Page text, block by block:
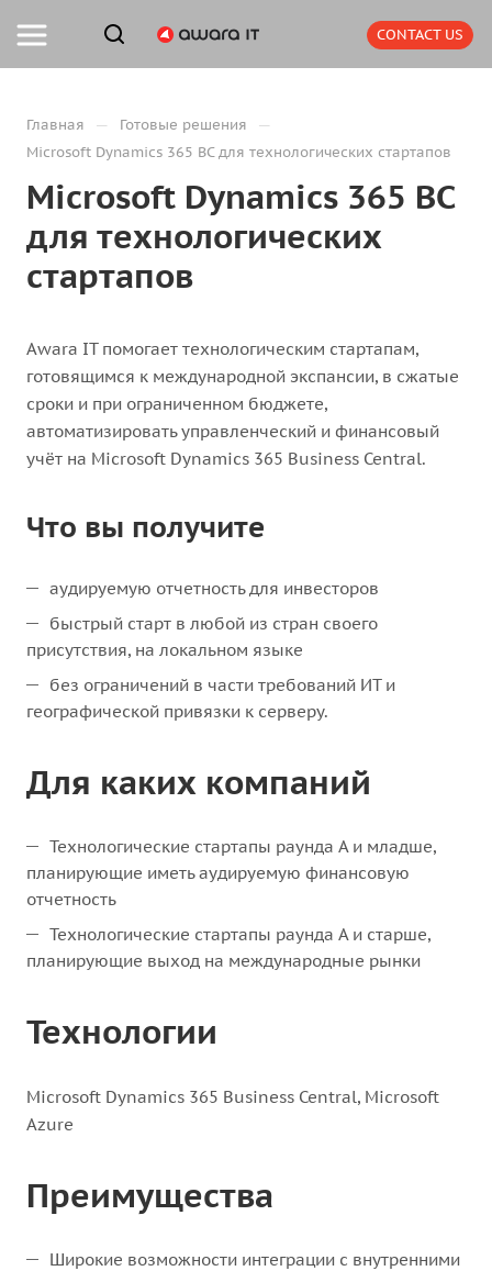
CONTACT US
Главная — Готовые решения —
Microsoft Dynamics 365 BC для технологических стартапов
Microsoft Dynamics 365 BC
для технологических
стартапов
Awara IT помогает технологическим стартапам,
готовящимся к международной экспансии, в сжатые
сроки и при ограниченном бюджете,
автоматизировать управленческий и финансовый
учёт на Microsoft Dynamics 365 Business Central.
Что вы получите
аудируемую отчетность для инвесторов
быстрый старт в любой из стран своего
присутствия, на локальном языке
без ограничений в части требований ИТ и
географической привязки к серверу.
Для каких компаний
Технологические стартапы раунда А и младше,
планирующие иметь аудируемую финансовую
отчетность
Технологические стартапы раунда А и старше,
планирующие выход на международные рынки
Технологии
Microsoft Dynamics 365 Business Central, Microsoft
Azure
Преимущества
Широкие возможности интеграции с внутренними